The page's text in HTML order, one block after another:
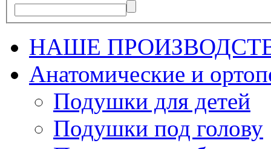
НАШЕ
Анатомические и
Подушки для детей
Подушки под голову